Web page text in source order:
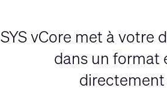
vCore met à
dans un format
directement